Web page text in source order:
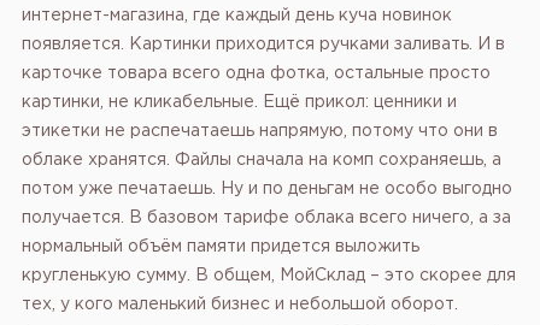
интернет-магазина, где каждый день куча новинок
появляется. Картинки приходится ручками заливать. И в
карточке товара всего одна фотка, остальные просто
картинки, не кликабельные. Ещё прикол: ценники и
этикетки не распечатаешь напрямую, потому что они в
облаке хранятся. Файлы сначала на комп сохраняешь, а
потом уже печатаешь. Ну и по деньгам не особо выгодно
получается. В базовом тарифе облака всего ничего, а за
нормальный объём памяти придется выложить
кругленькую сумму. В общем, МойСклад – это скорее для
тех, у кого маленький бизнес и небольшой оборот.